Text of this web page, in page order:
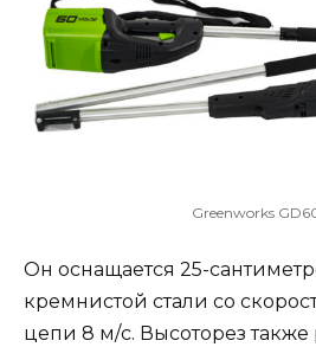
Greenworks
Он оснащается 25-
кремнистой стали со
цепи 8 м/с. Высоторез также